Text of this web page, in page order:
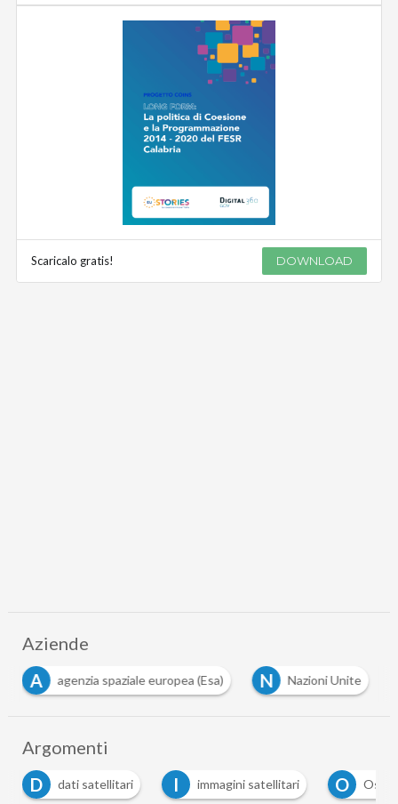
Scaricalo gratis! DOWNLOAD
Aziende
A
agenzia spaziale europea (Esa) N Nazioni Unite
Argomenti
I
immagini satellitari O Osservazione della Terra